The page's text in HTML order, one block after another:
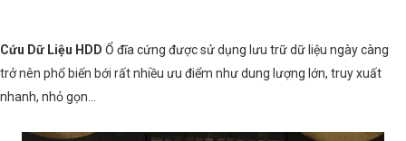
Cứu Dữ Liệu HDD Ổ đĩa cứng được sử dụng lưu trữ dữ liệu ngày càng
trở nên phổ biến bới rất nhiều ưu điểm như dung lượng lớn, truy xuất
nhanh, nhỏ gọn…